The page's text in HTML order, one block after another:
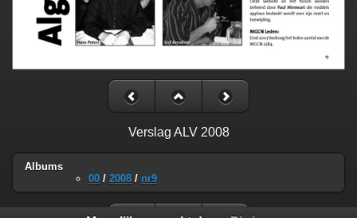
Verslag ALV 2008
Albums
00 / 2008 / nr9